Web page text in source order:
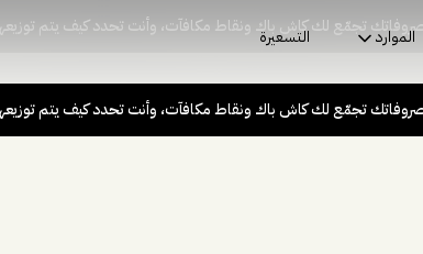
الموارد التسعيرة
تجمّع لك كاش باك ونقاط مكافآت، وأنت تحدد كيف يتم
تجمّع لك كاش باك ونقاط مكافآت، وأنت تحدد كيف يتم